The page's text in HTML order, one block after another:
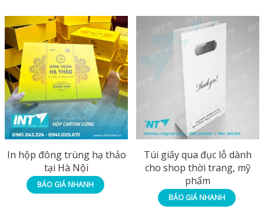
In hộp đông trùng hạ thảo
tại Hà Nội
BÁO GIÁ NHANH
Túi giấy qua đục lỗ dành
cho shop thời trang, mỹ
phẩm
BÁO GIÁ NHANH